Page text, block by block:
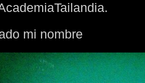
mi nombre